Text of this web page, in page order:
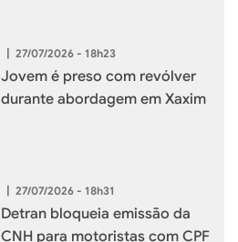
| 27/07/2026 - 18h23
Jovem é preso com revólver
durante abordagem em Xaxim
| 27/07/2026 - 18h31
Detran bloqueia emissão da
CNH para motoristas com CPF